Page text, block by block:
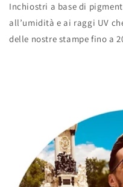
Inchiostri a base di
all’umidità e ai raggi UV
delle nostre stampe fino a